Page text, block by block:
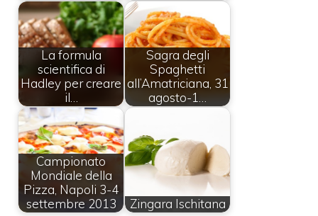
La formula
scientifica di
Hadley per creare
il…
Sagra degli
Spaghetti
all’Amatriciana, 31
agosto-1…
Campionato
Mondiale della
Pizza, Napoli 3-4
settembre 2013
Zingara Ischitana